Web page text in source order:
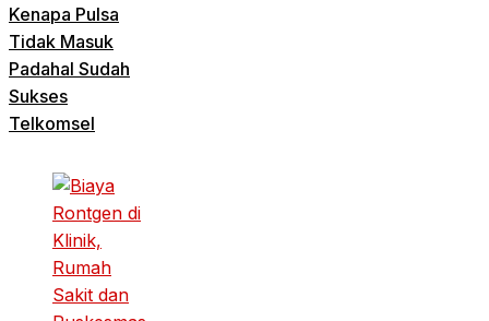
Kenapa Pulsa
Tidak Masuk
Padahal Sudah
Sukses
Telkomsel